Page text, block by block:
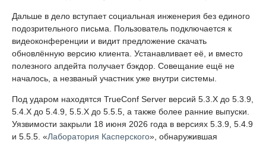
Дальше в дело вступает социальная инженерия без единого
подозрительного письма. Пользователь подключается к
видеоконференции и видит предложение скачать
обновлённую версию клиента. Устанавливает её, и вместо
полезного апдейта получает бэкдор. Совещание ещё не
началось, а незваный участник уже внутри системы.
Под ударом находятся TrueConf Server версий 5.3.X до 5.3.9,
5.4.X до 5.4.9, 5.5.X до 5.5.5, а также более ранние выпуски.
Уязвимости закрыли 18 июня 2026 года в версиях 5.3.9, 5.4.9
и 5.5.5. «Лаборатория Касперского», обнаружившая